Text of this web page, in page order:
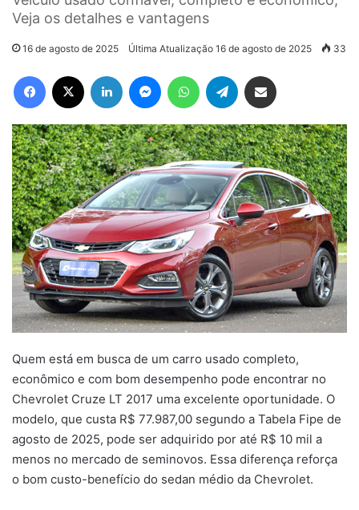
Veja os detalhes e vantagens
16 de agosto de 2025 Última Atualização 16 de agosto de 2025 33
Facebook Linkedin MessengerWhatsAppTelegram
Quem está em busca de um carro usado completo,
econômico e com bom desempenho pode encontrar no
Chevrolet Cruze LT 2017 uma excelente oportunidade. O
modelo, que custa R$ 77.987,00 segundo a Tabela Fipe de
agosto de 2025, pode ser adquirido por até R$ 10 mil a
menos no mercado de seminovos. Essa diferença reforça
o bom custo-benefício do sedan médio da Chevrolet.